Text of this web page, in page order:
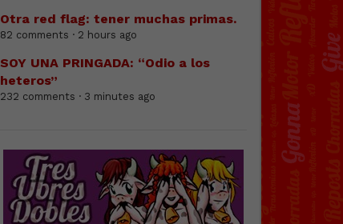
Otra red flag: tener muchas primas.
82 comments · 2 hours ago
SOY UNA PRINGADA: “Odio a los
heteros”
232 comments · 3 minutes ago